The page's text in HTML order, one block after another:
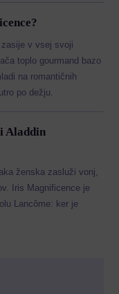
v vsej svoji
toplo gourmand bazo
na romantičnih
po dežju.
Aladdin
ženska zasluži vonj,
Iris Magnificence je
Lancôme: ker je